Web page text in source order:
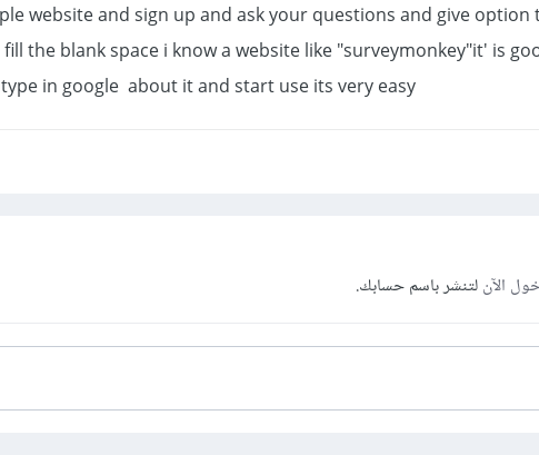
website and sign up and ask your questions and give
the blank space i know a website like "surveymonkey"it' is
in google about it and start use its very easy
الآنلتنشر باسم حسابك.